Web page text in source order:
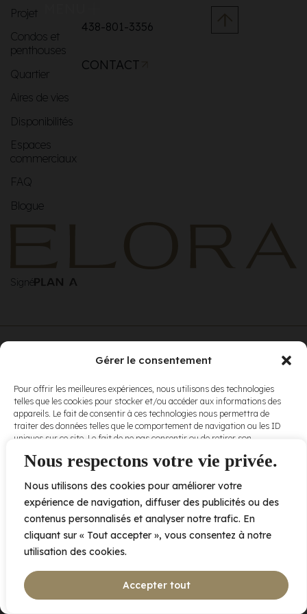
Nous respectons votre vie privée.
Nous utilisons des cookies pour améliorer votre
expérience de navigation, diffuser des publicités ou des
contenus personnalisés et analyser notre trafic. En
cliquant sur « Tout accepter », vous consentez à notre
utilisation des cookies.
Accepter tout
Gérer le consentement
Pour offrir les meilleures expériences, nous utilisons des technologies
telles que les cookies pour stocker et/ou accéder aux informations des
appareils. Le fait de consentir à ces technologies nous permettra de
traiter des données telles que le comportement de navigation ou les ID
uniques sur ce site. Le fait de ne pas consentir ou de retirer son
et fonctions.
Accepter
Refuser
Projet
Condos et
penthouses
Quartier
Aires de vies
Disponibilités
Espaces
commerciaux
FAQ
Blogue
438-801-3356
CONTACT
Signé
conditions
d’utilisationet
nospolitiques
de
confidentialité .
2005 av. de Bois-de-Boulogne, Laval QC H7N 0J7